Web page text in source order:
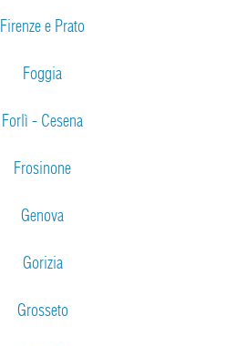
Firenze e Prato
Foggia
Forlì - Cesena
Frosinone
Genova
Gorizia
Grosseto